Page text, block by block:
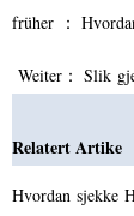
früher ：
Weiter： Slik
Relatert Artike
Hvordan sjekke